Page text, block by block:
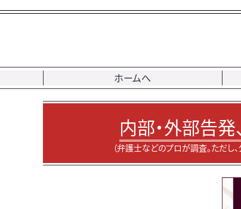
ホームへ
内部・外部告発
（弁護士などのプロが調査。ただし